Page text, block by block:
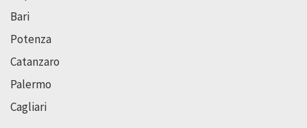
Bari
Potenza
Catanzaro
Palermo
Cagliari